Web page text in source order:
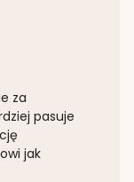
za
pasuje
jak